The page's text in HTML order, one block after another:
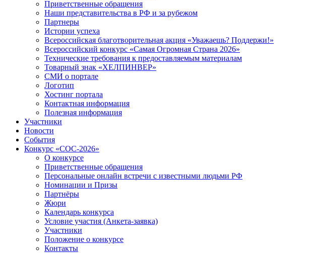
Приветственные обращения
Наши представительства в РФ и за рубежом
Партнеры
Истории успеха
Всероссийская благотворительная акция «Уважаешь? Поддержи!»
Всероссийский конкурс «Самая Огромная Страна 2026»
Технические требования к предоставляемым материалам
Товарный знак «ХЕЛПИНВЕР»
СМИ о портале
Логотип
Хостинг портала
Контактная информация
Полезная информация
Участники
Новости
События
Конкурс «СОС-2026»
О конкурсе
Приветственные обращения
Персональные онлайн встречи с известными людьми РФ
Номинации и Призы
Партнёры
Жюри
Календарь конкурса
Условие участия (Анкета-заявка)
Участники
Положение о конкурсе
Контакты